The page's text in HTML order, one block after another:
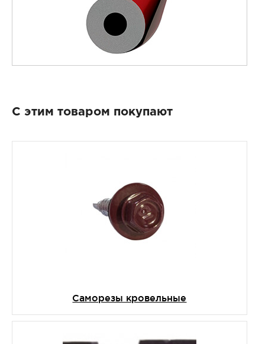
С этим товаром покупают
Cаморезы кровельные